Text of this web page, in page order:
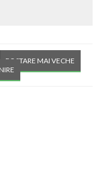
POSTARE MAI VECHE